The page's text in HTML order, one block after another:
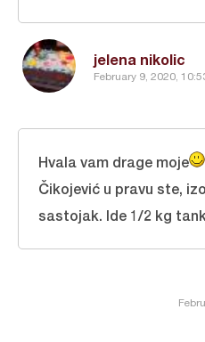
jelena nikolic
February 9, 2020,
Hvala vam drage moje
Čikojević u pravu ste,
sastojak. Ide 1/2 kg